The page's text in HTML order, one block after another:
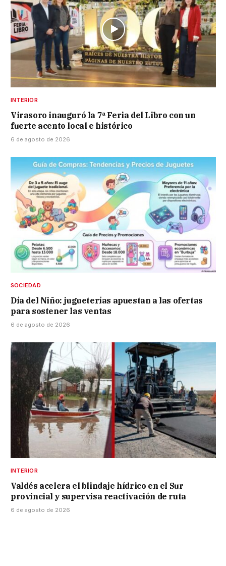
INTERIOR
Virasoro inauguró la 7ª Feria del Libro con un
fuerte acento local e histórico
6 de agosto de 2026
SOCIEDAD
Día del Niño: jugueterías apuestan a las ofertas
para sostener las ventas
6 de agosto de 2026
INTERIOR
Valdés acelera el blindaje hídrico en el Sur
provincial y supervisa reactivación de ruta
6 de agosto de 2026